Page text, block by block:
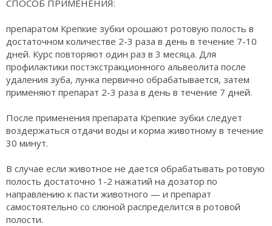
СПОСОБ ПРИМЕНЕНИЯ:
препаратом Крепкие зубки орошают ротовую полость в
достаточном количестве 2-3 раза в день в течение 7-10
дней. Курс повторяют один раз в 3 месяца. Для
профилактики постэкстракционного альвеолита после
удаления зуба, лунка первично обрабатывается, затем
применяют препарат 2-3 раза в день в течение 7 дней.
После применения препарата Крепкие зубки следует
воздержаться отдачи воды и корма животному в течение
30 минут.
В случае если животное не дается обрабатывать ротовую
полость достаточно 1-2 нажатий на дозатор по
направлению к пасти животного — и препарат
самостоятельно со слюной распределится в ротовой
полости.